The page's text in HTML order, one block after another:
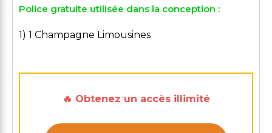
Police gratuite utilisée dans la conception :
1) 1 Champagne Limousines
🔥 Obtenez un accès illimité